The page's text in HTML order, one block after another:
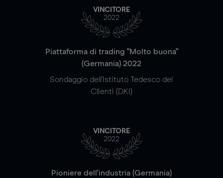
VINCITORE
2022
Piattaforma di trading "Molto buona"
(Germania) 2022
Sondaggio dell'Istituto Tedesco dei
Clienti (DKI)
VINCITORE
2022
Pioniere dell'industria (Germania)